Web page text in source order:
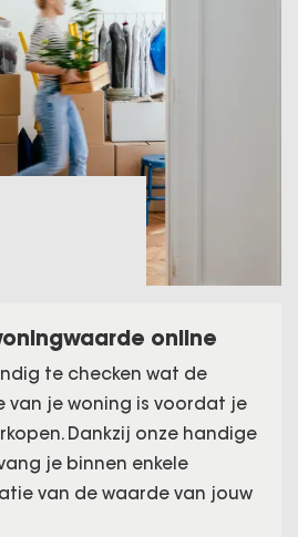
online
te checken wat de
van je woning is voordat je
Dankzij onze handige
je binnen enkele
van de waarde van jouw